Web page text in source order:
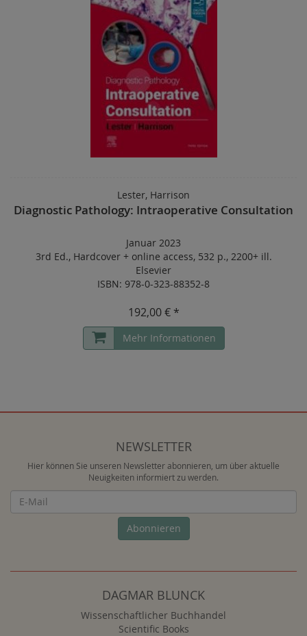
Lester, Harrison
Diagnostic Pathology: Intraoperative Consultation
Januar 2023
3rd Ed., Hardcover+ online access, 532 p., 2200+ ill.
Elsevier
ISBN: 978-0-323-88352-8
192,00 € *
Mehr Informationen
NEWSLETTER
Hier können Sie unseren Newsletter abonnieren, um über aktuelle
Neuigkeiten informiert zu werden.
Abonnieren
DAGMAR BLUNCK
Wissenschaftlicher Buchhandel
Scientific Books